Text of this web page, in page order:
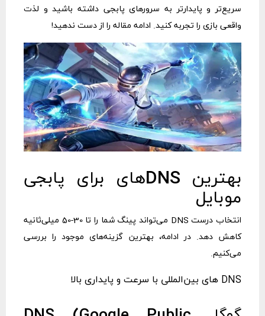
سریع‌تر و پایدارتر به سرورهای پابجی داشته باشید و لذت
واقعی بازی را تجربه کنید. ادامه مقاله را از دست ندهید!
بهترین DNS‌های برای پابجی
موبایل
انتخاب درست DNS می‌تواند پینگ شما را تا 30-50 میلی‌ثانیه
کاهش دهد. در ادامه، بهترین گزینه‌های موجود را بررسی
می‌کنیم.
DNS های بین‌المللی با سرعت و پایداری بالا